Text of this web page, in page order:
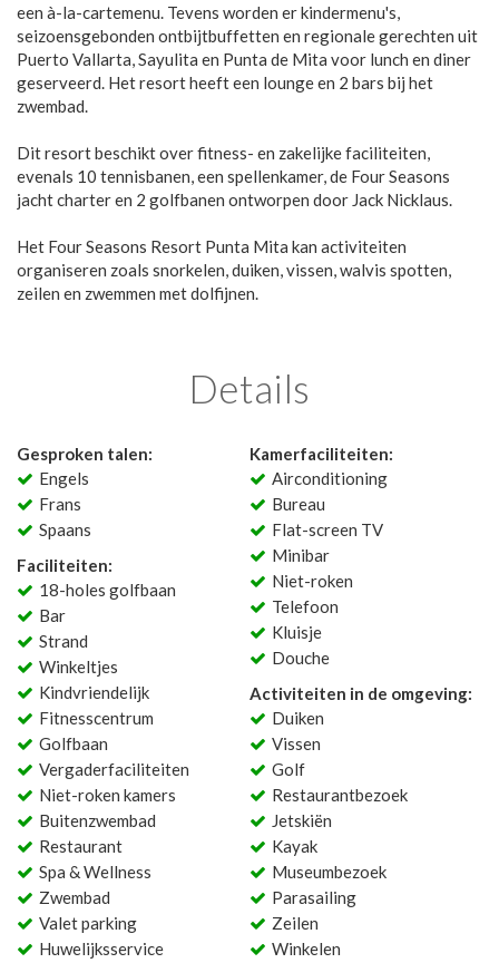
een à-la-cartemenu. Tevens worden er kindermenu's,
seizoensgebonden ontbijtbuffetten en regionale gerechten uit
Puerto Vallarta, Sayulita en Punta de Mita voor lunch en diner
geserveerd. Het resort heeft een lounge en 2 bars bij het
zwembad.
Dit resort beschikt over fitness- en zakelijke faciliteiten,
evenals 10 tennisbanen, een spellenkamer, de Four Seasons
jacht charter en 2 golfbanen ontworpen door Jack Nicklaus.
Het Four Seasons Resort Punta Mita kan activiteiten
organiseren zoals snorkelen, duiken, vissen, walvis spotten,
zeilen en zwemmen met dolfijnen.
Details
Gesproken talen:
Engels
Frans
Spaans
Faciliteiten:
18-holes golfbaan
Bar
Strand
Winkeltjes
Kindvriendelijk
Fitnesscentrum
Golfbaan
Vergaderfaciliteiten
Niet-roken kamers
Buitenzwembad
Restaurant
Spa & Wellness
Zwembad
Valet parking
Huwelijksservice
Kamerfaciliteiten:
Airconditioning
Bureau
Flat-screen TV
Minibar
Niet-roken
Telefoon
Kluisje
Douche
Activiteiten in de omgeving:
Duiken
Vissen
Golf
Restaurantbezoek
Jetskiën
Kayak
Museumbezoek
Parasailing
Zeilen
Winkelen